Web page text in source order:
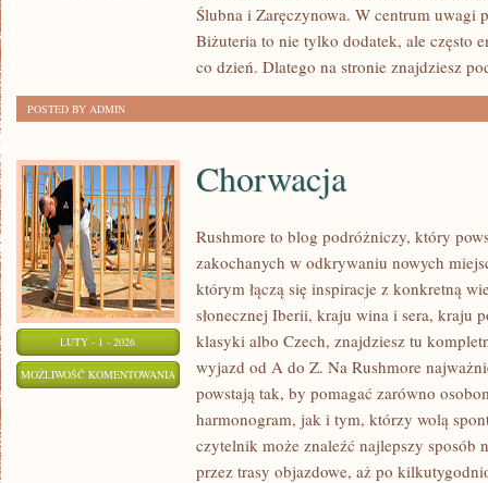
KORALE
Ślubna i Zaręczynowa. W centrum uwagi
Biżuteria to nie tylko dodatek, ale często
co dzień. Dlatego na stronie znajdziesz
POSTED BY ADMIN
LUTY - 1 - 2026
MOŻLIWOŚĆ KOMENTOWANIA CHORWACJA
Chorwacja
Rushmore to blog podróżniczy, który
zakochanych w odkrywaniu nowych
którym łączą się inspiracje z konkretną
słonecznej Iberii, kraju wina i sera, kraju
klasyki albo Czech, znajdziesz tu
wyjazd od A do Z. Na Rushmore
powstają tak, by pomagać zarówno
harmonogram, jak i tym, którzy wolą
czytelnik może znaleźć najlepszy sposób
przez trasy objazdowe, aż po